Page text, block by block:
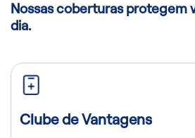
Nossas coberturas protegem
dia.
Clube de Vantagens